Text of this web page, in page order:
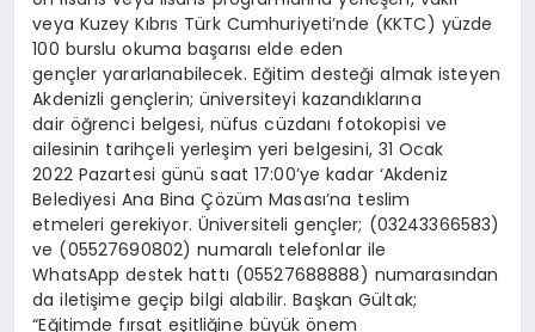
veya Kuzey Kıbrıs Türk Cumhuriyeti’nde (KKTC) yüzde
100 burslu okuma başarısı elde eden
gençler yararlanabilecek. Eğitim desteği almak isteyen
Akdenizli gençlerin; üniversiteyi kazandıklarına
dair öğrenci belgesi, nüfus cüzdanı fotokopisi ve
ailesinin tarihçeli yerleşim yeri belgesini, 31 Ocak
2022 Pazartesi günü saat 17:00’ye kadar ‘Akdeniz
Belediyesi Ana Bina Çözüm Masası’na teslim
etmeleri gerekiyor. Üniversiteli gençler; (03243366583)
ve (05527690802) numaralı telefonlar ile
WhatsApp destek hattı (05527688888) numarasından
da iletişime geçip bilgi alabilir. Başkan Gültak;
“Eğitimde fırsat eşitliğine büyük önem